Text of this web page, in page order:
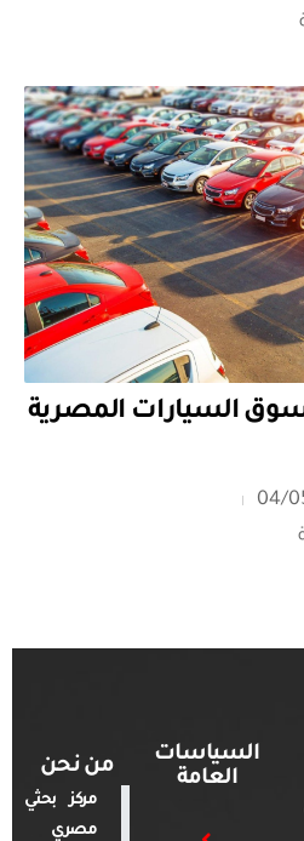
السيارات المصرية
04/
السياسات
العامة
من نحن
مركز بحثي
مصري